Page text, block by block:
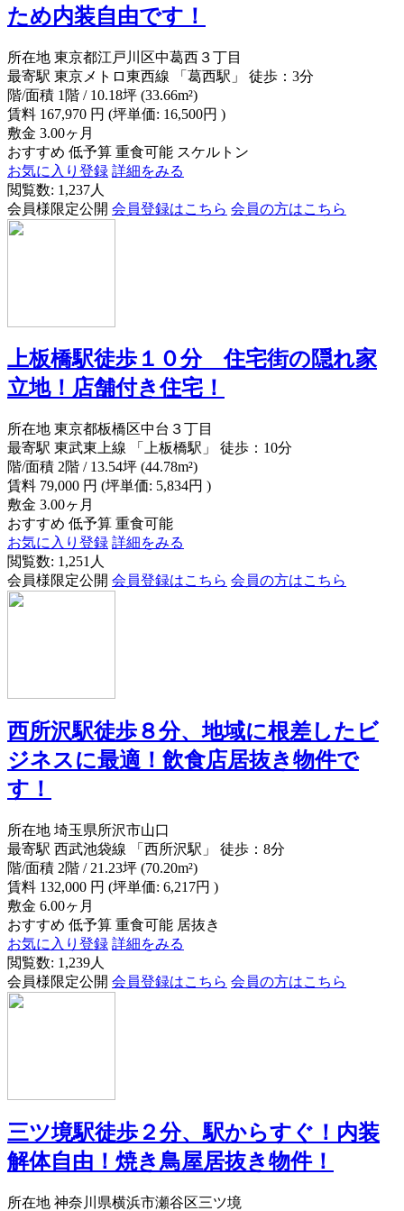
ため内装自由です！
所在地 東京都江戸川区中葛西３丁目
最寄駅 東京メトロ東西線 「葛西駅」 徒歩：3分
階/面積 1階 / 10.18坪 (33.66m²)
賃料 167,970 円 (坪単価: 16,500円 )
敷金 3.00ヶ月
おすすめ 低予算 重食可能 スケルトン
お気に入り登録 詳細をみる
閲覧数: 1,237人
会員様限定公開 会員登録はこちら 会員の方はこちら
上板橋駅徒歩１０分 住宅街の隠れ家
立地！店舗付き住宅！
所在地 東京都板橋区中台３丁目
最寄駅 東武東上線 「上板橋駅」 徒歩：10分
階/面積 2階 / 13.54坪 (44.78m²)
賃料 79,000 円 (坪単価: 5,834円 )
敷金 3.00ヶ月
おすすめ 低予算 重食可能
お気に入り登録 詳細をみる
閲覧数: 1,251人
会員様限定公開 会員登録はこちら 会員の方はこちら
西所沢駅徒歩８分、地域に根差したビ
ジネスに最適！飲食店居抜き物件で
す！
所在地 埼玉県所沢市山口
最寄駅 西武池袋線 「西所沢駅」 徒歩：8分
階/面積 2階 / 21.23坪 (70.20m²)
賃料 132,000 円 (坪単価: 6,217円 )
敷金 6.00ヶ月
おすすめ 低予算 重食可能 居抜き
お気に入り登録 詳細をみる
閲覧数: 1,239人
会員様限定公開 会員登録はこちら 会員の方はこちら
三ツ境駅徒歩２分、駅からすぐ！内装
解体自由！焼き鳥屋居抜き物件！
所在地 神奈川県横浜市瀬谷区三ツ境